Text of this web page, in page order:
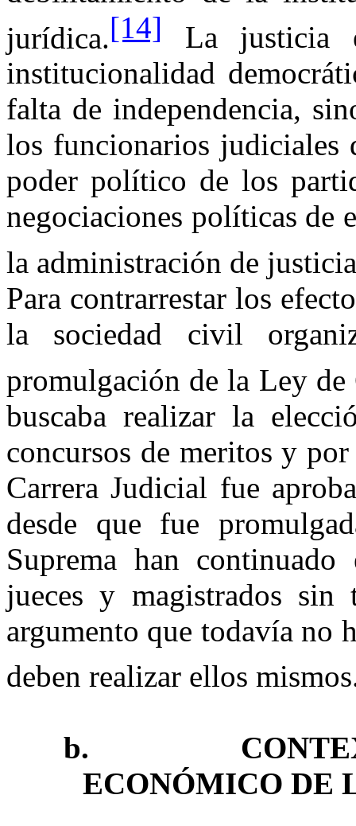
jurídica.[14] La justicia
institucionalidad
falta de independencia,
los funcionarios judiciales
poder político de los
negociaciones políticas de
la administración de
Para contrarrestar los
la sociedad civil
promulgación dela Leyde
buscaba realizar la
concursos de meritos y
Carrera Judicial fue
desde que fue
Suprema han
jueces y magistrados
argumento que todavía no
deben realizar ellos
b.
ECONÓMICO DE